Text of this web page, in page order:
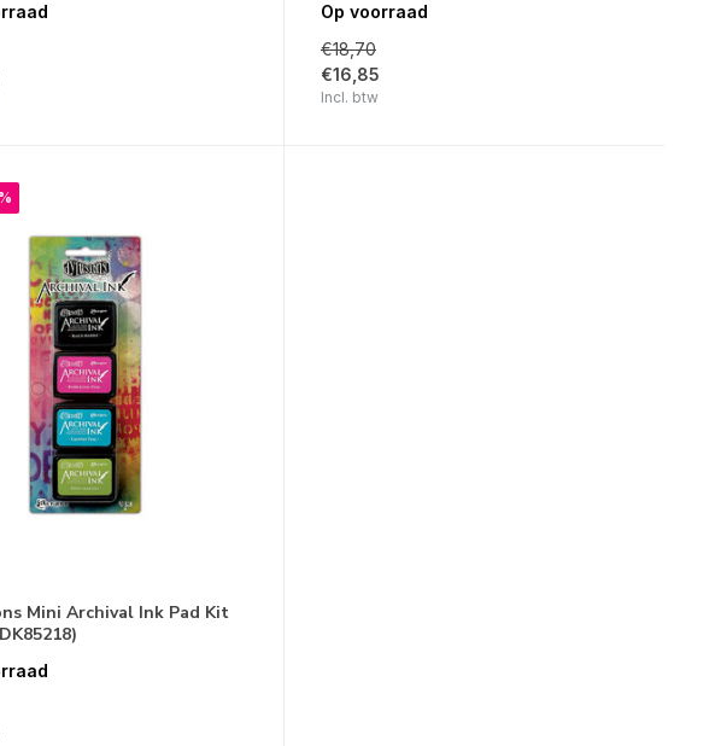
Op voorraad
€18,70
€16,85
Incl. btw
Mini Archival Ink Pad Kit